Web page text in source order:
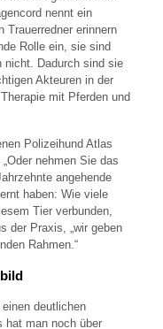
nennt ein
Trauerredner erinnern
Rolle ein, sie sind
nicht. Dadurch sind sie
Akteuren in der
mit Pferden und
Polizeihund Atlas
nehmen Sie das
angehende
haben: Wie viele
Tier verbunden,
der Praxis, „wir geben
Rahmen.“
deutlichen
hat man noch über